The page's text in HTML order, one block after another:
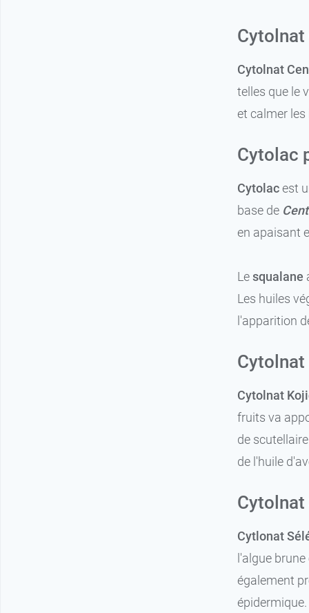
Cytolnat
Cytolnat
telles que le
et calmer
Cytolac
Cytolacest
base de
en apaisant
Lesqualane
Les huiles
l'apparition
Cytolnat
fruits va
de
de l'huile
Cytlonat
l'algue
également
épidermique.